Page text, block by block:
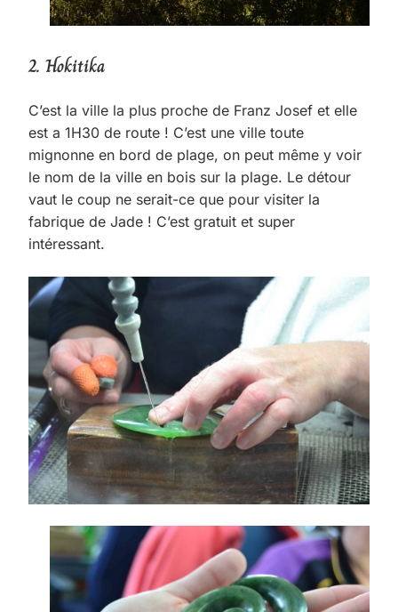
2. Hokitika
C’est la ville la plus proche de Franz Josef et elle
est a 1H30 de route ! C’est une ville toute
mignonne en bord de plage, on peut même y voir
le nom de la ville en bois sur la plage. Le détour
vaut le coup ne serait-ce que pour visiter la
fabrique de Jade ! C’est gratuit et super
intéressant.